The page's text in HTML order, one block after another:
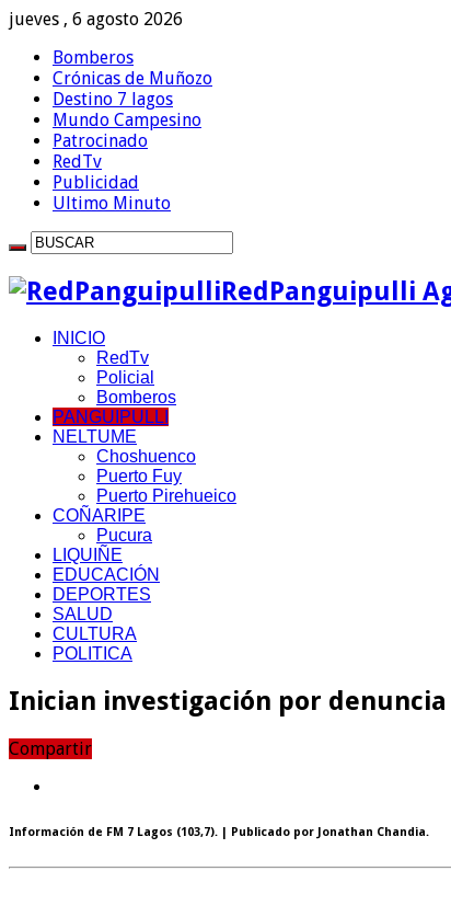
jueves , 6 agosto 2026
Bomberos
Crónicas de Muñozo
Destino 7 lagos
Mundo Campesino
Patrocinado
RedTv
Publicidad
Ultimo Minuto
RedPanguipulli
INICIO
RedTv
Policial
Bomberos
PANGUIPULLI
NELTUME
Choshuenco
Puerto Fuy
Puerto Pirehueico
COÑARIPE
Pucura
LIQUIÑE
EDUCACIÓN
DEPORTES
SALUD
CULTURA
POLITICA
Inician investigación por
Compartir
Información de FM 7 Lagos (103,7). | Publicado por Jonathan Chandia.